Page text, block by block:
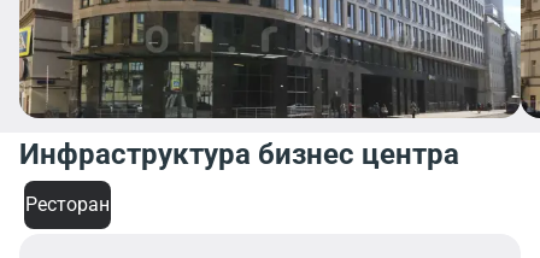
Инфраструктура бизнес центра
Ресторан